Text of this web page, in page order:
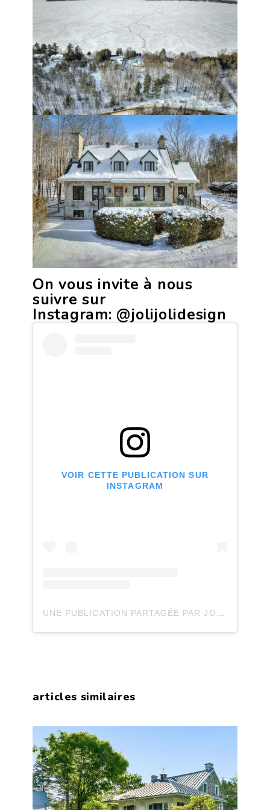
On vous invite à nous
suivre sur
Instagram: @jolijolidesign
VOIR CETTE PUBLICATION SUR
INSTAGRAM
UNE PUBLICATION PARTAGÉE PAR JOLI JOLI DESIGN (@JOLIJOLIDESIGN)
articles similaires